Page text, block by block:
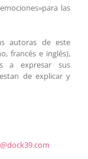
las
autoras de este
francés e inglés),
a expresar sus
de explicar y